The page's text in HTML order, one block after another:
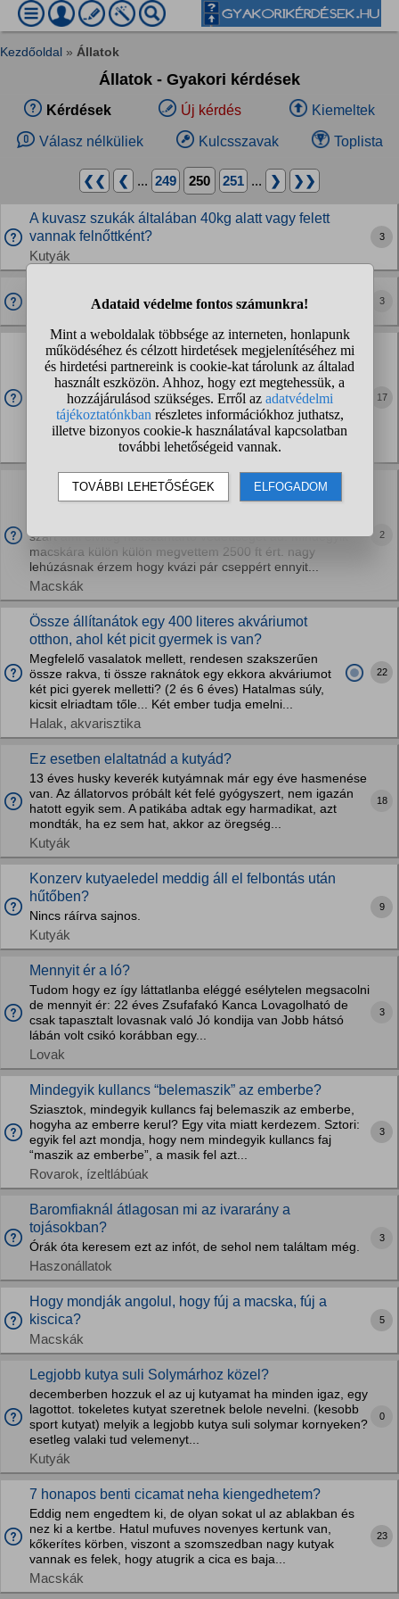
Kezdőoldal » Állatok
Állatok - Gyakori kérdések
Kérdések Új kérdés Kiemeltek
Válasz nélküliek Kulcsszavak Toplista
❮❮ ❮ ... 249 250 251 ... ❯ ❯❯
A kuvasz szukák általában 40kg alatt vagy felett
vannak felnőttként?
Kutyák
3
Rovarok, ízeltlábúak
3
Hogy zavarjam el a macskákat, amik nem az
enyémek?
Van egy kinti macskánk. Vannak „barátai" akik mindig
átjönnek hozzánk, soha sem egyszerre. Ha nem eszi meg
az összes ételt megeszik előle, vagy ha a miénk nem eszi
meg rögtön, helyette is megeszik. Éhen marad,...
17
Mi a legolcsóbb de hatásos bolha ellenes készítmény
macskára?
szart ami elvileg hosszantartó védettséget ad. Mindegyik
macskára külön külön megvettem 2500 ft ért. nagy
lehúzásnak érzem hogy kvázi pár cseppért ennyit...
Macskák
2
Össze állítanátok egy 400 literes akváriumot
otthon, ahol két picit gyermek is van?
Megfelelő vasalatok mellett, rendesen szakszerűen
össze rakva, ti össze raknátok egy ekkora akváriumot
két pici gyerek melletti? (2 és 6 éves) Hatalmas súly,
kicsit elriadtam tőle... Két ember tudja emelni...
Halak, akvarisztika
22
Ez esetben elaltatnád a kutyád?
13 éves husky keverék kutyámnak már egy éve hasmenése
van. Az állatorvos próbált két felé gyógyszert, nem igazán
hatott egyik sem. A patikába adtak egy harmadikat, azt
mondták, ha ez sem hat, akkor az öregség...
Kutyák
18
Konzerv kutyaeledel meddig áll el felbontás után
hűtőben?
Nincs ráírva sajnos.
Kutyák
9
Mennyit ér a ló?
Tudom hogy ez így láttatlanba eléggé esélytelen megsacolni
de mennyit ér: 22 éves Zsufafakó Kanca Lovagolható de
csak tapasztalt lovasnak való Jó kondija van Jobb hátsó
lábán volt csikó korábban egy...
Lovak
3
Mindegyik kullancs “belemaszik” az emberbe?
Sziasztok, mindegyik kullancs faj belemaszik az emberbe,
hogyha az emberre kerul? Egy vita miatt kerdezem. Sztori:
egyik fel azt mondja, hogy nem mindegyik kullancs faj
“maszik az emberbe”, a masik fel azt...
Rovarok, ízeltlábúak
3
Baromfiaknál átlagosan mi az ivararány a
tojásokban?
Órák óta keresem ezt az infót, de sehol nem találtam még.
Haszonállatok
3
Hogy mondják angolul, hogy fúj a macska, fúj a
kiscica?
Macskák
5
Legjobb kutya suli Solymárhoz közel?
decemberben hozzuk el az uj kutyamat ha minden igaz, egy
lagottot. tokeletes kutyat szeretnek belole nevelni. (kesobb
sport kutyat) melyik a legjobb kutya suli solymar kornyeken?
esetleg valaki tud velemenyt...
Kutyák
0
7 honapos benti cicamat neha kiengedhetem?
Eddig nem engedtem ki, de olyan sokat ul az ablakban és
nez ki a kertbe. Hatul mufuves novenyes kertunk van,
kőkerítes körben, viszont a szomszedban nagy kutyak
vannak es felek, hogy atugrik a cica es baja...
Macskák
23